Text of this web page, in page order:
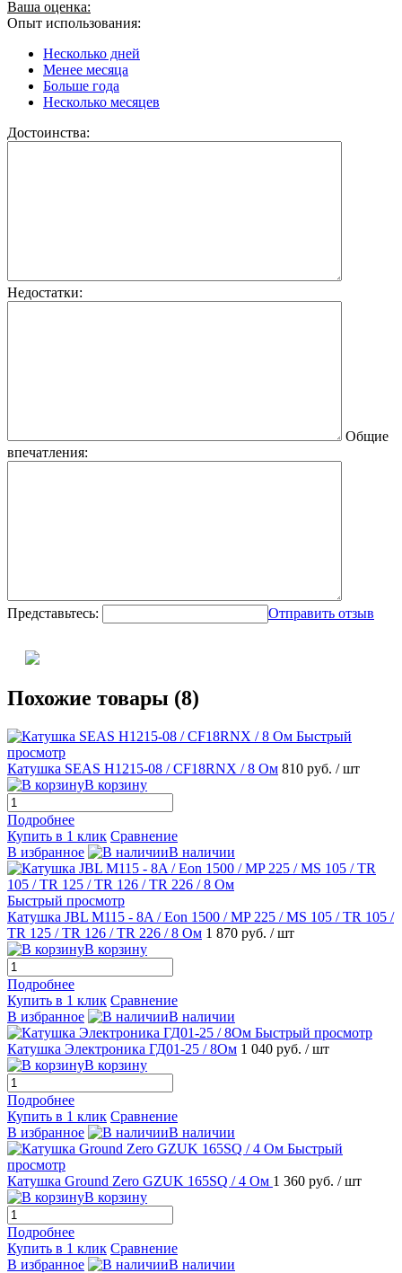
Ваша оценка:
Опыт использования:
Несколько дней
Менее месяца
Больше года
Несколько месяцев
Достоинства:
Недостатки:
Общие
впечатления:
Представьтесь: Отправить отзыв
Похожие товары (8)
Быстрый
просмотр
Катушка SEAS H1215-08 / CF18RNX / 8 Ом 810 руб. / шт
В корзину
Подробнее
Купить в 1 клик Сравнение
В избранное
В наличии
Быстрый просмотр
Катушка JBL M115 - 8A / Eon 1500 / MP 225 / MS 105 / TR 105 /
TR 125 / TR 126 / TR 226 / 8 Ом 1 870 руб. / шт
В корзину
Подробнее
Купить в 1 клик Сравнение
В избранное
В наличии
Быстрый просмотр
Катушка Электроника ГД01-25 / 8Ом 1 040 руб. / шт
В корзину
Подробнее
Купить в 1 клик Сравнение
В избранное
В наличии
Быстрый
просмотр
Катушка Ground Zero GZUK 165SQ / 4 Ом 1 360 руб. / шт
В корзину
Подробнее
Купить в 1 клик Сравнение
В избранное
В наличии